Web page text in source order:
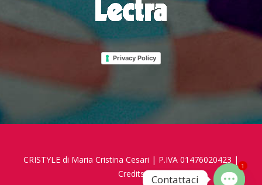
Privacy Policy
CRISTYLE di Maria Cristina Cesari | P.IVA 01476020423 |
Credits
Contattaci
1